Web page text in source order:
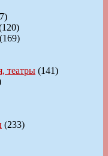
(169)
театры (141)
(233)